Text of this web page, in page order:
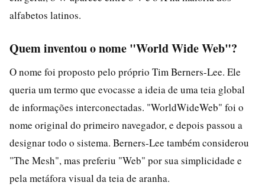
alfabetos latinos.
Quem inventou o nome "World Wide Web"?
O nome foi proposto pelo próprio Tim Berners-Lee. Ele
queria um termo que evocasse a ideia de uma teia global
de informações interconectadas. "WorldWideWeb" foi o
nome original do primeiro navegador, e depois passou a
designar todo o sistema. Berners-Lee também considerou
"The Mesh", mas preferiu "Web" por sua simplicidade e
pela metáfora visual da teia de aranha.